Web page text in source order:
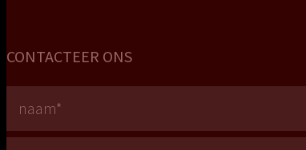
CONTACTEER ONS